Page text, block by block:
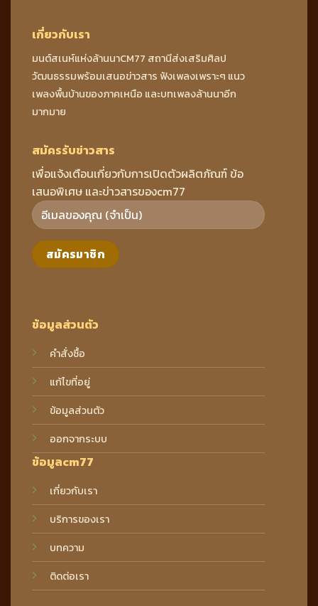
เกี่ยวกับเรา
มนต์สเนห์แห่งล้านนาCM77 สถานีส่งเสริมศิลป
วัฒนธรรมพร้อมเสนอข่าวสาร ฟังเพลงเพราะๆ แนว
เพลงพื้นบ้านของภาคเหนือ และบทเพลงล้านนาอีก
มากมาย
ข้อมูลส่วนตัว
คำสั่งซื้อ
แก้ไขที่อยู่
ข้อมูลส่วนตัว
ออกจากระบบ
ข้อมูลcm77
เกี่ยวกับเรา
บริการของเรา
บทความ
ติดต่อเรา
สมัครรับข่าวสาร
เพื่อแจ้งเตือนเกี่ยวกับการเปิดตัวผลิตภัณฑ์ ข้อ
เสนอพิเศษ และข่าวสารของcm77